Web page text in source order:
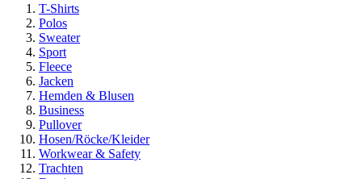
T-Shirts
Polos
Sweater
Sport
Fleece
Jacken
Hemden & Blusen
Business
Pullover
Hosen/Röcke/Kleider
Workwear & Safety
Trachten